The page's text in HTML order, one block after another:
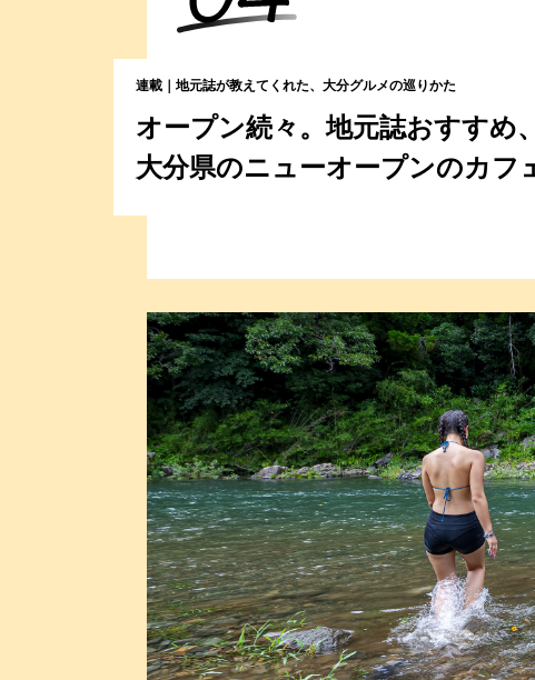
連載｜地元誌が教えてくれた、大分グルメの巡りかた
オープン続々。地元誌おすすめ、
大分県のニューオープンのカフ